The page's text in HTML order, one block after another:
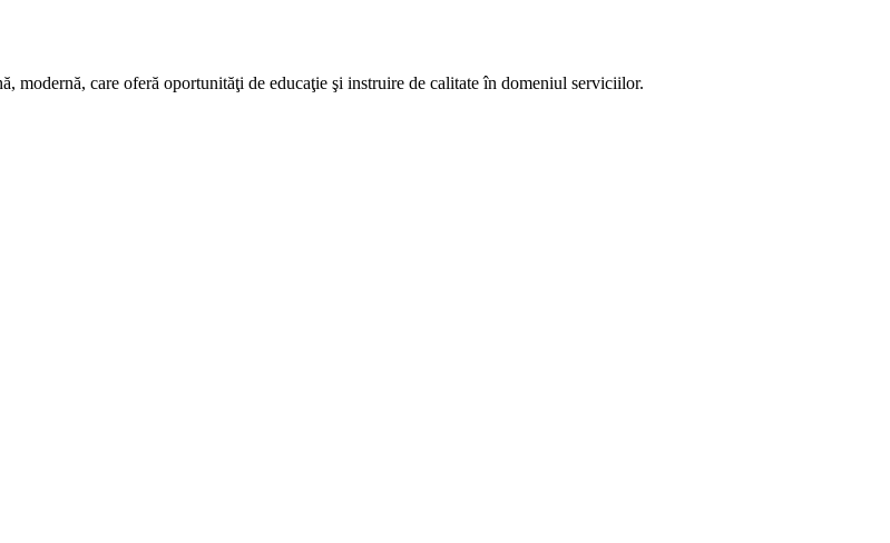
modernă, care oferă oportunităţi de educaţie şi instruire de calitate în domeniul serviciilor.